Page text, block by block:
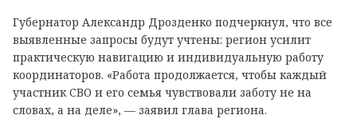
Губернатор Александр Дрозденко подчеркнул, что все
выявленные запросы будут учтены: регион усилит
практическую навигацию и индивидуальную работу
координаторов. «Работа продолжается, чтобы каждый
участник СВО и его семья чувствовали заботу не на
словах, а на деле», — заявил глава региона.